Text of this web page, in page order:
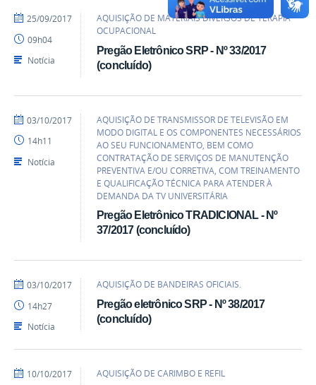
AQUISIÇÃO DE MATERIAIS DIVERSOS DE TERAPIA
OCUPACIONAL
Pregão Eletrônico SRP - Nº 33/2017
(concluído)
por
publicado
25/09/2017
09h04
Notícia
AQUISIÇÃO DE TRANSMISSOR DE TELEVISÃO EM
MODO DIGITAL E OS COMPONENTES NECESSÁRIOS
AO SEU FUNCIONAMENTO, BEM COMO
CONTRATAÇÃO DE SERVIÇOS DE MANUTENÇÃO
PREVENTIVA E/OU CORRETIVA, COM TREINAMENTO
E QUALIFICAÇÃO TÉCNICA PARA ATENDER À
DEMANDA DA TV UNIVERSITÁRIA
Pregão Eletrônico TRADICIONAL - Nº
37/2017 (concluído)
por
publicado
03/10/2017
14h11
Notícia
AQUISIÇÃO DE BANDEIRAS OFICIAIS.
Pregão eletrônico SRP - Nº 38/2017
(concluído)
por
publicado
03/10/2017
14h27
Notícia
AQUISIÇÃO DE CARIMBO E REFIL
por
publicado
10/10/2017